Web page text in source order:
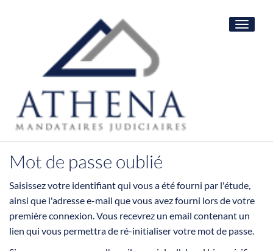
Toggle
Mot de passe oublié
Saisissez votre identifiant qui vous a été fourni par l'étude,
ainsi que l'adresse e-mail que vous avez fourni lors de votre
première connexion. Vous recevrez un email contenant un
lien qui vous permettra de ré-initialiser votre mot de passe.